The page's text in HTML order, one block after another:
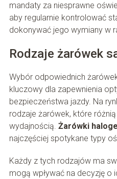
mandaty za niesprawne
aby regularnie kontrolować
dokonywać jego wymiany w
Rodzaje żarówek
Wybór odpowiednich
kluczowy dla zapewnienia
bezpieczeństwa jazdy. Na
rodzaje żarówek, które
wydajnością. Żarówki
najczęściej spotykane typy
Każdy z tych rodzajów ma
mogą wpływać na decyzję